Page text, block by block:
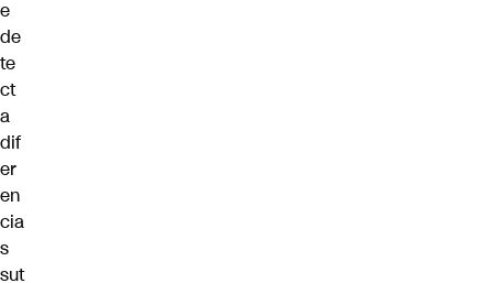
e
de
te
ct
a
dif
er
en
cia
s
sut